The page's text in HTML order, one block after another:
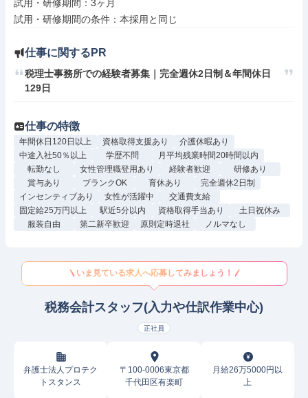
試用・研修期間：3ヶ月
仕事に関するPR
税理士事務所での経験者募集｜完全週休2日制＆年間休日
129日
仕事の特徴
年間休日120日以上 資格取得支援あり
介護休暇あり
中途入社50％以上
学歴不問
月平均残業時間20時間以内
転勤なし
女性管理職登用あり 経験者歓迎
研修あり
賞与あり
ブランクOK 育休あり
完全週休2日制
インセンティブあり
女性が活躍中
交通費支給
固定給25万円以上
駅近5分以内 資格取得手当あり
土日祝休み
服装自由
第二新卒歓迎 原則定時退社 ノルマなし
いま見ている求人へ応募してみましょう！
税務会計スタッフ(入力や仕訳作業中心)
正社員
弁護士法人プロテク
トスタンス
〒100-0006東京都
千代田区有楽町
月給26万5000円以
上